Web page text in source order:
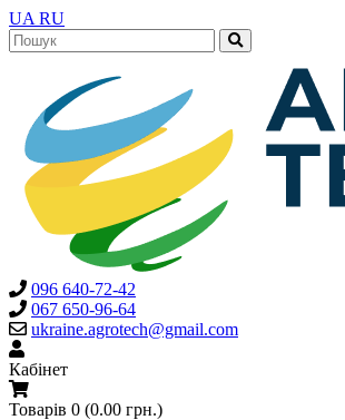
UA RU
096 640-72-42
067 650-96-64
ukraine.agrotech@gmail.com
Кабінет
Товарів 0 (0.00 грн.)